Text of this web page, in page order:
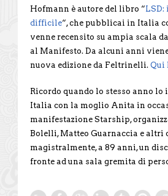
Hofmann è autore del libro “
difficile“, che pubblicai in Italia
venne recensito su ampia scala
al Manifesto. Da alcuni anni
nuova edizione da Feltrinelli. Qui
Ricordo quando lo stesso anno
Italia con la moglio Anita in
manifestazione Starship,
Bolelli, Matteo Guarnaccia e altri
magistralmente, a 89 anni, un
fronte ad una sala gremita di